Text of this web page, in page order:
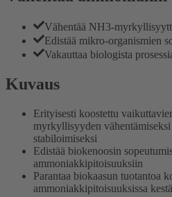
Vähentää NH3-
Edistää mikro-organismien
Vakauttaa biologista
Kuvaus
Erityisesti koostettu
myrkyllisyyden
stabiloimiseksi
Edistää biokenoosin
ammoniakkipitoisuuksiin
Parantaa biokaasun tuotantoa
ammoniakkipitoisuuksissa